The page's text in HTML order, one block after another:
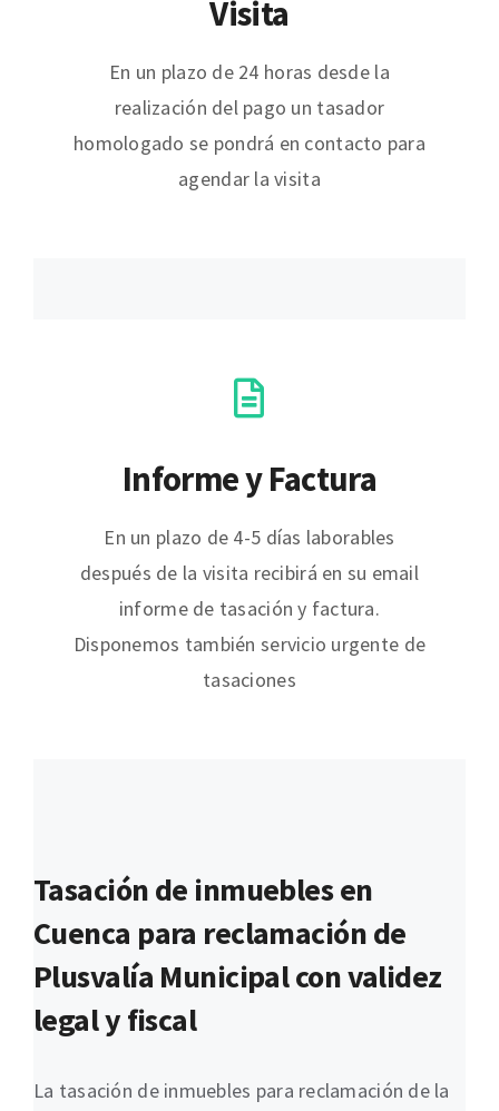
Visita
En un plazo de 24 horas desde la
realización del pago un tasador
homologado se pondrá en contacto para
agendar la visita
Informe y Factura
En un plazo de 4-5 días laborables
después de la visita recibirá en su email
informe de tasación y factura.
Disponemos también servicio urgente de
tasaciones
Tasación de inmuebles en
Cuenca para reclamación de
Plusvalía Municipal con validez
legal y fiscal
La tasación de inmuebles para reclamación de la